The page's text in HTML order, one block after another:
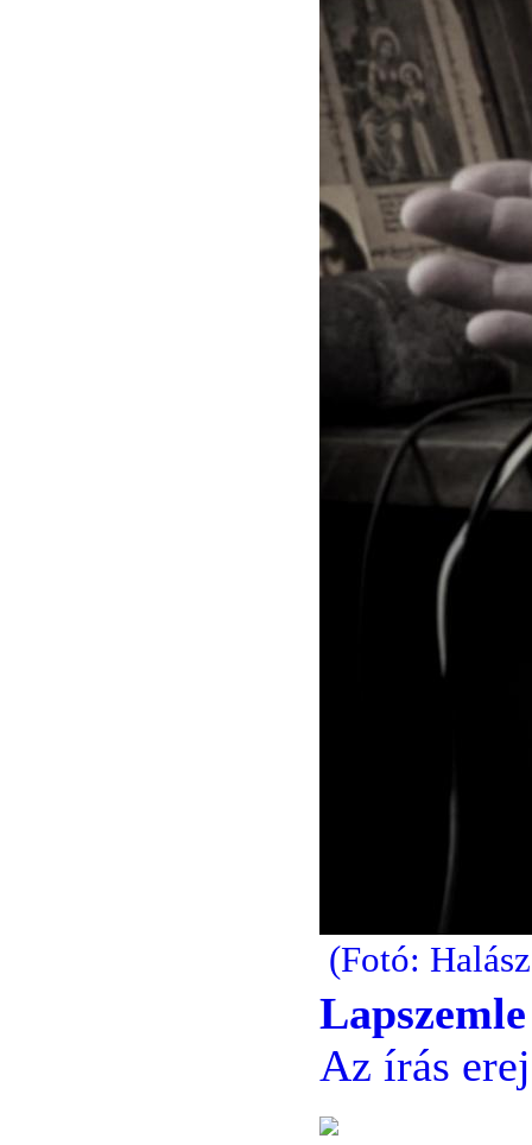
(Fotó:
Lapszemle
Az írás